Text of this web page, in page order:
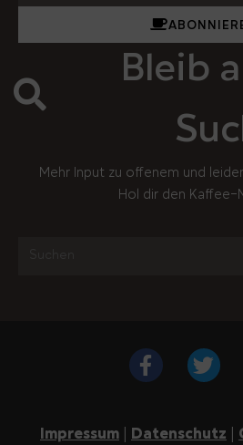
Bleib
Mehr Input zu offenem und
Hol dir den Kaffee-
Impressum | Datenschutz |